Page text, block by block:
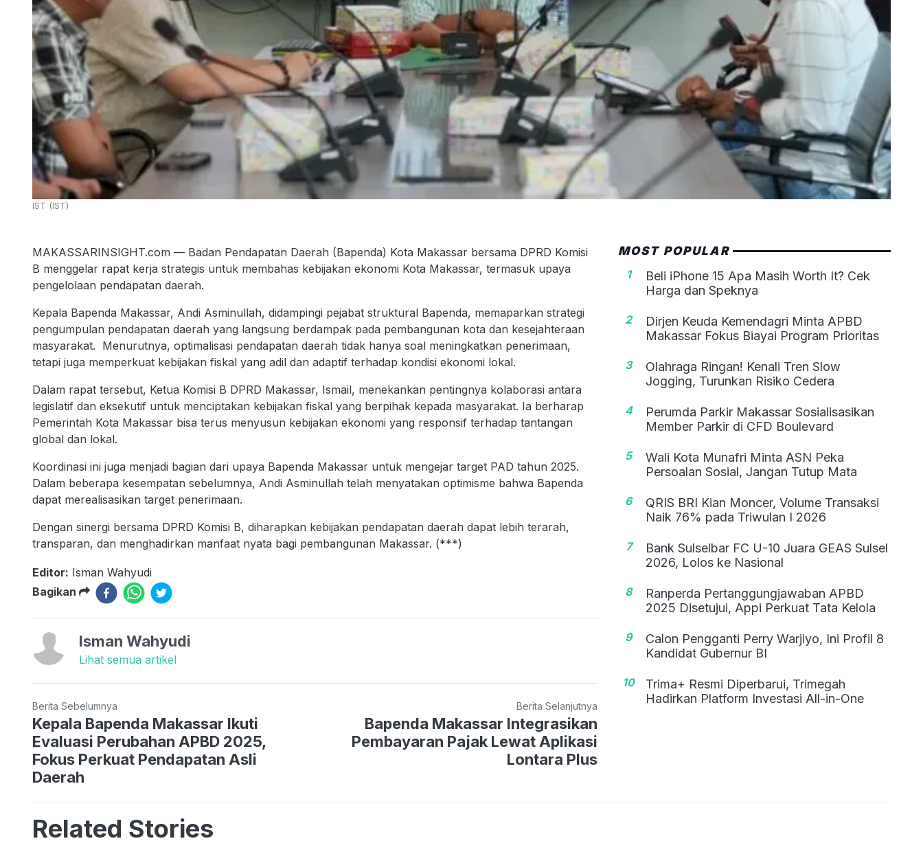
IST (IST)
MAKASSARINSIGHT.com — Badan Pendapatan Daerah (Bapenda) Kota Makassar bersama DPRD Komisi
B menggelar rapat kerja strategis untuk membahas kebijakan ekonomi Kota Makassar, termasuk upaya
pengelolaan pendapatan daerah.
Kepala Bapenda Makassar, Andi Asminullah, didampingi pejabat struktural Bapenda, memaparkan strategi
pengumpulan pendapatan daerah yang langsung berdampak pada pembangunan kota dan kesejahteraan
masyarakat. Menurutnya, optimalisasi pendapatan daerah tidak hanya soal meningkatkan penerimaan,
tetapi juga memperkuat kebijakan fiskal yang adil dan adaptif terhadap kondisi ekonomi lokal.
Dalam rapat tersebut, Ketua Komisi B DPRD Makassar, Ismail, menekankan pentingnya kolaborasi antara
legislatif dan eksekutif untuk menciptakan kebijakan fiskal yang berpihak kepada masyarakat. Ia berharap
Pemerintah Kota Makassar bisa terus menyusun kebijakan ekonomi yang responsif terhadap tantangan
global dan lokal.
Koordinasi ini juga menjadi bagian dari upaya Bapenda Makassar untuk mengejar target PAD tahun 2025.
Dalam beberapa kesempatan sebelumnya, Andi Asminullah telah menyatakan optimisme bahwa Bapenda
dapat merealisasikan target penerimaan.
Dengan sinergi bersama DPRD Komisi B, diharapkan kebijakan pendapatan daerah dapat lebih terarah,
transparan, dan menghadirkan manfaat nyata bagi pembangunan Makassar. (***)
Editor: Isman Wahyudi
Bagikan
Isman Wahyudi
Lihat semua artikel
Berita Sebelumnya
Kepala Bapenda Makassar Ikuti
Evaluasi Perubahan APBD 2025,
Fokus Perkuat Pendapatan Asli
Daerah
Berita Selanjutnya
Bapenda Makassar Integrasikan
Pembayaran Pajak Lewat Aplikasi
Lontara Plus
MOST POPULAR
1
Beli iPhone 15 Apa Masih Worth It? Cek
Harga dan Speknya
2
Dirjen Keuda Kemendagri Minta APBD
Makassar Fokus Biayai Program Prioritas
3
Olahraga Ringan! Kenali Tren Slow
Jogging, Turunkan Risiko Cedera
4
Perumda Parkir Makassar Sosialisasikan
Member Parkir di CFD Boulevard
5
Wali Kota Munafri Minta ASN Peka
Persoalan Sosial, Jangan Tutup Mata
6
QRIS BRI Kian Moncer, Volume Transaksi
Naik 76% pada Triwulan I 2026
7
Bank Sulselbar FC U-10 Juara GEAS Sulsel
2026, Lolos ke Nasional
8
Ranperda Pertanggungjawaban APBD
2025 Disetujui, Appi Perkuat Tata Kelola
9
Calon Pengganti Perry Warjiyo, Ini Profil 8
Kandidat Gubernur BI
10
Trima+ Resmi Diperbarui, Trimegah
Hadirkan Platform Investasi All-in-One
Related Stories